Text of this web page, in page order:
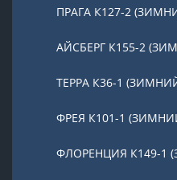
ПРАГА К127-2
АЙСБЕРГ К155-2
ТЕРРА К36-1
ФРЕЯ К101-1
ФЛОРЕНЦИЯ К149-